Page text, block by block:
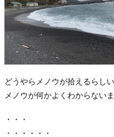
どうやらメノウが拾えるらしい
メノウが何かよくわからない
・・・
・・・・・・